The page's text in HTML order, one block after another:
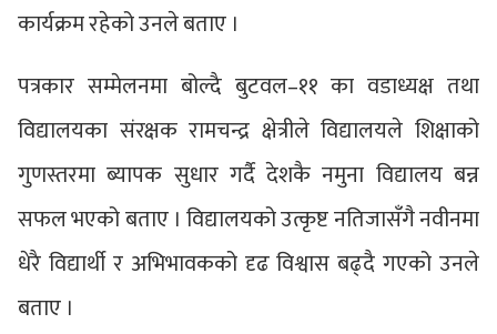
कार्यक्रम रहेको उनले बताए ।
पत्रकार सम्मेलनमा बोल्दै बुटवल–११ का वडाध्यक्ष तथा
विद्यालयका संरक्षक रामचन्द्र क्षेत्रीले विद्यालयले शिक्षाको
गुणस्तरमा ब्यापक सुधार गर्दै देशकै नमुना विद्यालय बन्न
सफल भएको बताए । विद्यालयको उत्कृष्ट नतिजासँगै नवीनमा
धेरै विद्यार्थी र अभिभावकको दृढ विश्वास बढ्दै गएको उनले
बताए ।